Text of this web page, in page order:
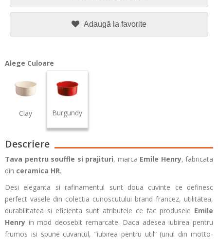
Adaugă la favorite
Alege Culoare
Clay Burgundy
Descriere
Tava pentru souffle si prajituri, marca Emile Henry, fabricata
din ceramica HR.
Desi eleganta si rafinamentul sunt doua cuvinte ce definesc
perfect vasele din colectia cunoscutului brand francez, utilitatea,
durabilitatea si eficienta sunt atributele ce fac produsele Emile
Henry in mod deosebit remarcate. Daca adesea iubirea pentru
frumos isi spune cuvantul, “iubirea pentru util” (unul din motto-